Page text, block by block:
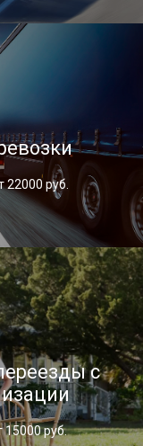
22000 руб.
с
15000 руб.